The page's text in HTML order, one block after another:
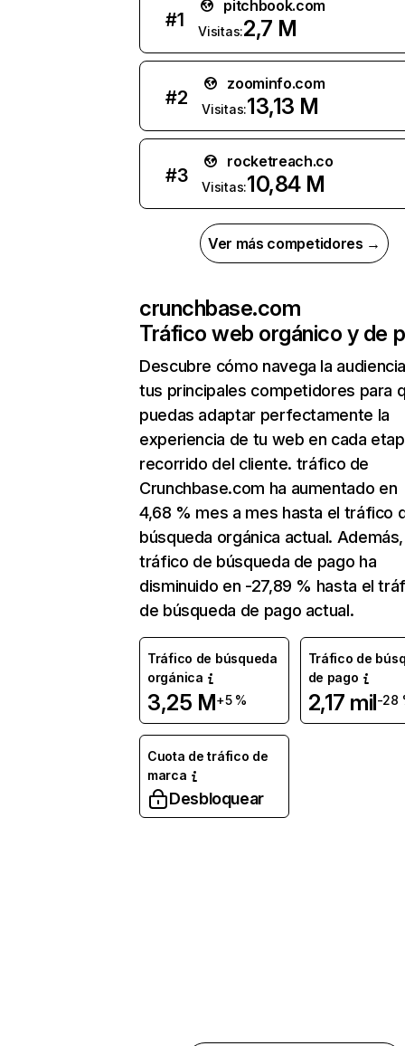
#1
pitchbook.com
Visitas:2,7 M
#2
zoominfo.com
Visitas:13,13 M
#3
rocketreach.co
Visitas:10,84 M
Ver más competidores →
crunchbase.com
Tráfico web orgánico y de
Descubre cómo navega la
tus principales competidores para
puedas adaptar perfectamente la
experiencia de tu web en cada
recorrido del cliente. tráfico de
Crunchbase.com ha aumentado en
4,68 % mes a mes hasta el tráfico
búsqueda orgánica actual.
tráfico de búsqueda de pago ha
disminuido en -27,89 % hasta el
de búsqueda de pago actual.
Tráfico de búsqueda
orgánica
3,25 M+5 %
Tráfico de
de pago
2,17 mil-28
Cuota de tráfico de
marca
Desbloquear